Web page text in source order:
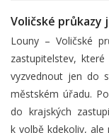
Voličské průkazy
Louny – Voličské
zastupitelstev,
vyzvednout jen do
městském úřadu.
do krajských
k volbě kdekoliv, ale